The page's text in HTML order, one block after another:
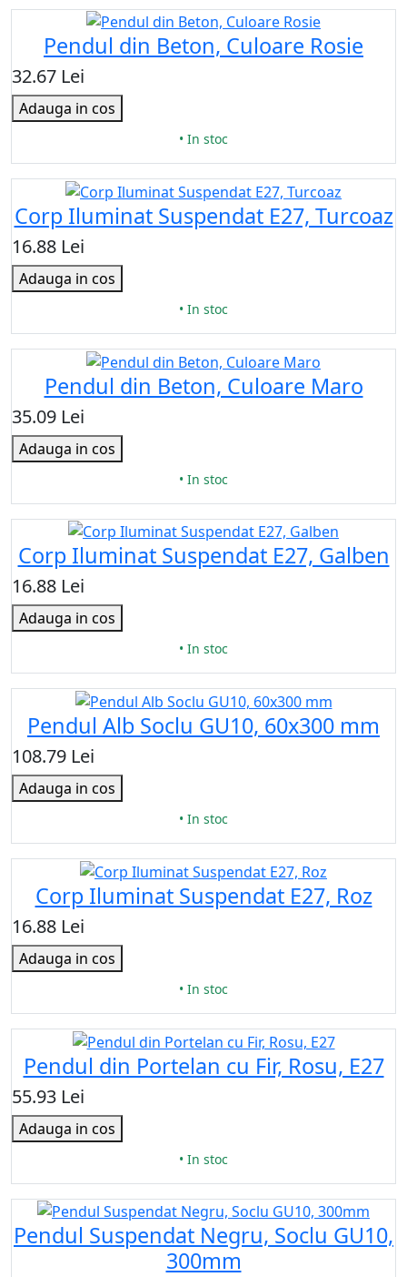
Pendul din Beton, Culoare Rosie
32.67 Lei
Adauga in cos
• In stoc
Corp Iluminat Suspendat E27, Turcoaz
16.88 Lei
Adauga in cos
• In stoc
Pendul din Beton, Culoare Maro
35.09 Lei
Adauga in cos
• In stoc
Corp Iluminat Suspendat E27, Galben
16.88 Lei
Adauga in cos
• In stoc
Pendul Alb Soclu GU10, 60x300 mm
108.79 Lei
Adauga in cos
• In stoc
Corp Iluminat Suspendat E27, Roz
16.88 Lei
Adauga in cos
• In stoc
Pendul din Portelan cu Fir, Rosu, E27
55.93 Lei
Adauga in cos
• In stoc
Pendul Suspendat Negru, Soclu GU10,
300mm